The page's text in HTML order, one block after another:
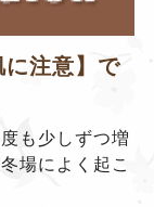
注意】で
も少しずつ増
場によく起こ